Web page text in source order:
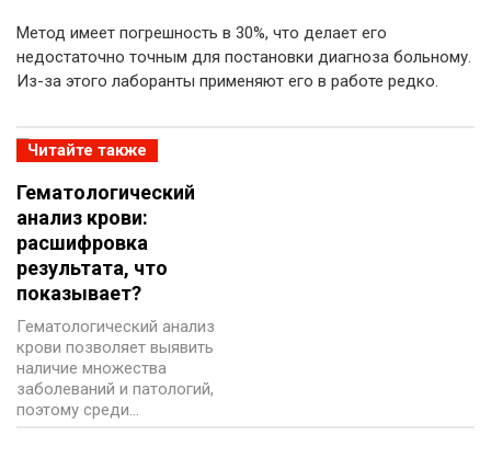
Метод имеет погрешность в 30%, что делает его
недостаточно точным для постановки диагноза больному.
Из-за этого лаборанты применяют его в работе редко.
Читайте также
Гематологический
анализ крови:
расшифровка
результата, что
показывает?
Гематологический анализ
крови позволяет выявить
наличие множества
заболеваний и патологий,
поэтому среди…